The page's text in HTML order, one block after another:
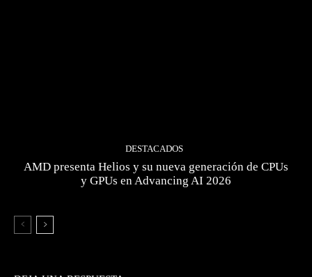
DESTACADOS
AMD presenta Helios y su nueva generación de CPUs
y GPUs en Advancing AI 2026